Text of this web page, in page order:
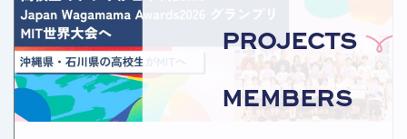
PROJECTS
MEMBERS